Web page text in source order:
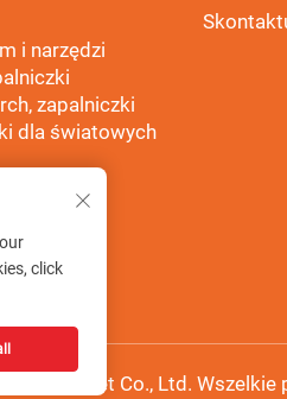
i narzędzi
zapalniczki
dla światowych
Set Co., Ltd.
click